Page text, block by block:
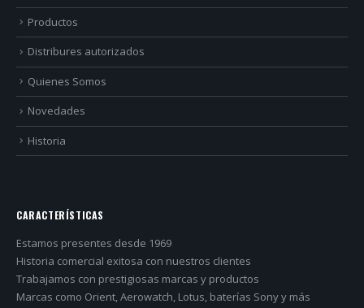
Productos
Distribures autorizados
Quienes Somos
Novedades
Historia
CARACTERÍSTICAS
Estamos presentes desde 1969
Historia comercial exitosa con nuestros clientes
Trabajamos con prestigiosas marcas y productos
Marcas como Orient, Aerowatch, Lotus, baterías Sony y más